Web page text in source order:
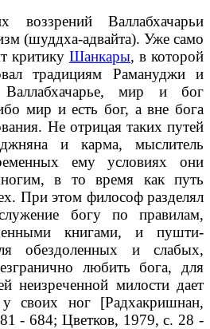
воззрений Валлабхачарьи
(шуддха-адвайта). Уже само
критику Шанкары, в которой
традициям Рамануджи и
мир и бог
мир и есть бог, а вне бога
Не отрицая таких путей
и карма, мыслитель
ему условиях они
в то время как путь
При этом философ разделял
богу по правилам,
книгами, и пушти-
обездоленных и слабых,
любить бога, для
неизреченной милости дает
своих ног [Радхакришнан,
- 684; Цветков, 1979, с. 28 -